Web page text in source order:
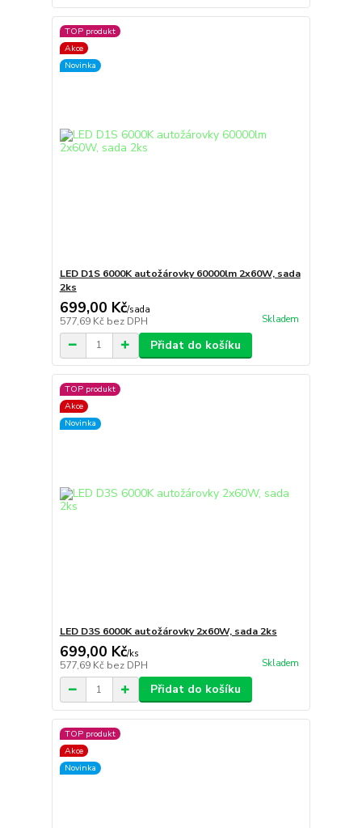
TOP produkt
Akce
Novinka
LED D1S 6000K autožárovky 60000lm 2x60W, sada
2ks
699,00 Kč/sada
577,69 Kč bez DPH Skladem
Přidat do košíku
TOP produkt
Akce
Novinka
LED D3S 6000K autožárovky 2x60W, sada 2ks
699,00 Kč/ks
577,69 Kč bez DPH Skladem
Přidat do košíku
TOP produkt
Akce
Novinka